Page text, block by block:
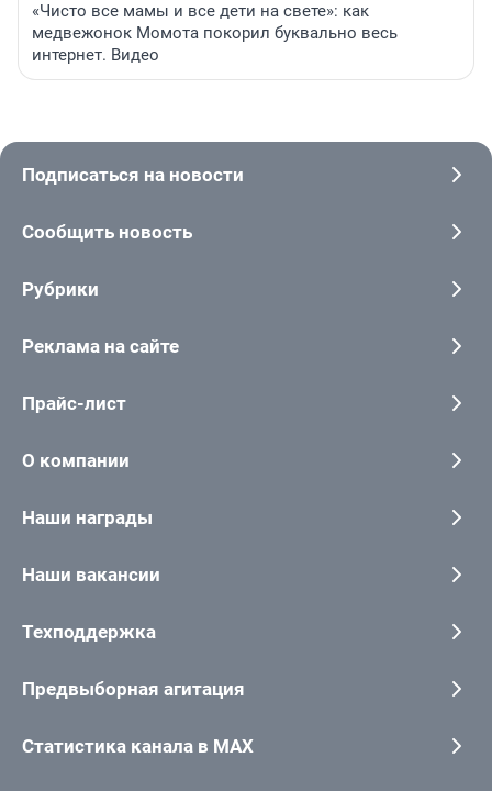
«Чисто все мамы и все дети на свете»: как
медвежонок Момота покорил буквально весь
интернет. Видео
Подписаться на новости
Сообщить новость
Рубрики
Реклама на сайте
Прайс-лист
О компании
Наши награды
Наши вакансии
Техподдержка
Предвыборная агитация
Статистика канала в MAX